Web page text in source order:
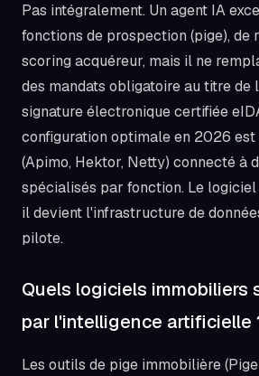
Pas intégralement. Un agent IA
fonctions de prospection (pige), de
scoring acquéreur, mais il ne
des mandats obligatoire au titre de
signature électronique certifiée
configuration optimale en 2026 est
(Apimo, Hektor, Netty) connecté à
spécialisés par fonction. Le logiciel
il devient l'infrastructure de
pilote.
Quels logiciels immobiliers
par l'intelligence artificielle
Les outils de pige immobilière